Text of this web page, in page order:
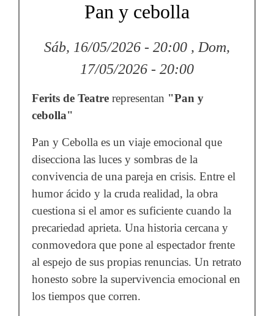
Pan y cebolla
Sáb, 16/05/2026 - 20:00 , Dom,
17/05/2026 - 20:00
Ferits de Teatre representan "Pan y
cebolla"
Pan y Cebolla es un viaje emocional que
disecciona las luces y sombras de la
convivencia de una pareja en crisis. Entre el
humor ácido y la cruda realidad, la obra
cuestiona si el amor es suficiente cuando la
precariedad aprieta. Una historia cercana y
conmovedora que pone al espectador frente
al espejo de sus propias renuncias. Un retrato
honesto sobre la supervivencia emocional en
los tiempos que corren.